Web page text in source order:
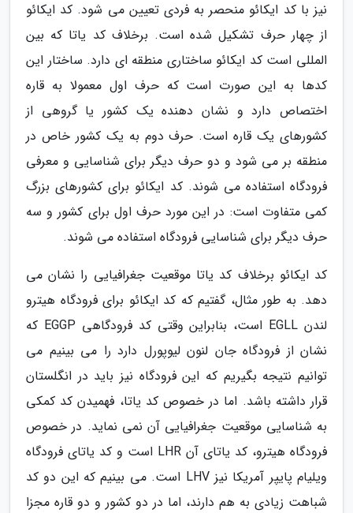
نیز با کد ایکائو منحصر به فردی تعیین می شود. کد ایکائو
از چهار حرف تشکیل شده است. برخلاف کد یاتا که بین
المللی است کد ایکائو ساختاری منطقه ای دارد. ساختار این
کدها به این صورت است که حرف اول معمولا به قاره
اختصاص دارد و نشان دهنده یک کشور یا گروهی از
کشورهای یک قاره است. حرف دوم به یک کشور خاص در
منطقه بر می شود و دو حرف دیگر برای شناسایی و معرفی
فرودگاه استفاده می شوند. کد ایکائو برای کشورهای بزرگ
کمی متفاوت است: در این مورد حرف اول برای کشور و سه
حرف دیگر برای شناسایی فرودگاه استفاده می شوند.
کد ایکائو برخلاف کد یاتا موقعیت جغرافیایی را نشان می
دهد. به طور مثال، گفتیم که کد ایکائو برای فرودگاه هیترو
لندن EGLL است، بنابراین وقتی کد فرودگاهی EGGP که
نشان از فرودگاه جان لنون لیوپورل دارد را می بینیم می
توانیم نتیجه بگیریم که این فرودگاه نیز باید در انگلستان
قرار داشته باشد. اما در خصوص کد یاتا، فهمیدن کد کمکی
به شناسایی موقعیت جغرافیایی آن نمی نماید. در خصوص
فرودگاه هیترو، کد یاتای آن LHR است و کد یاتای فرودگاه
ویلیام پایپر آمریکا نیز LHV است. می بینیم که این دو کد
شباهت زیادی به هم دارند، اما در دو کشور و دو قاره مجزا